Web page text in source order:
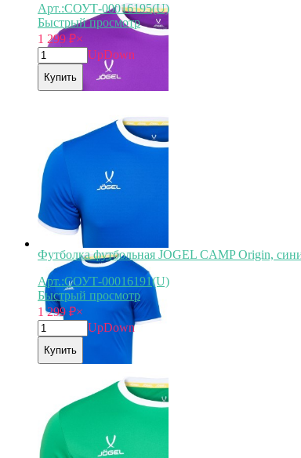
Арт.:СОУТ-00016195(U)
Быстрый просмотр
1 299 ₽×
UpDown
Купить
Футболка футбольная JOGEL CAMP Origin,
Арт.:СОУТ-00016191(U)
Быстрый просмотр
1 299 ₽×
UpDown
Купить